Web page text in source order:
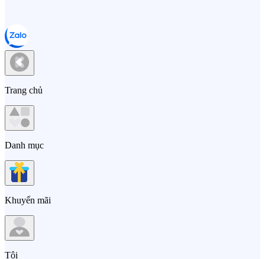
Trang chủ
Danh mục
Khuyến mãi
Tôi